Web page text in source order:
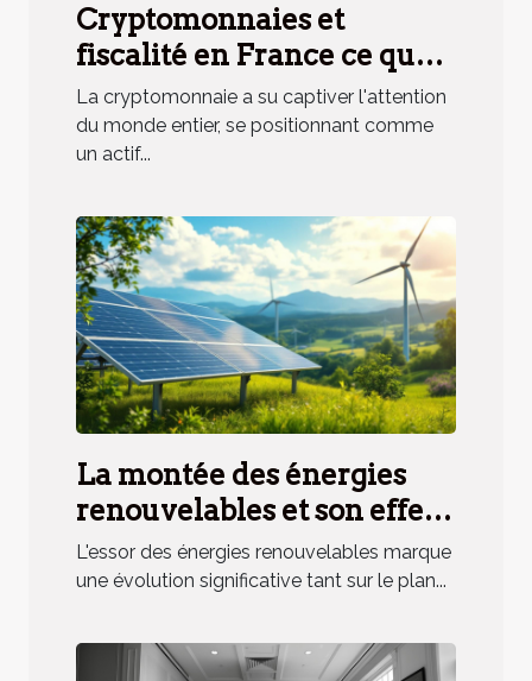
Cryptomonnaies et
fiscalité en France ce que
les investisseurs doivent
savoir
La cryptomonnaie a su captiver l'attention
du monde entier, se positionnant comme
un actif...
La montée des énergies
renouvelables et son effet
sur les marchés financiers
Opportunités
potentiels
L'essor des énergies renouvelables marque
une évolution significative tant sur le plan...